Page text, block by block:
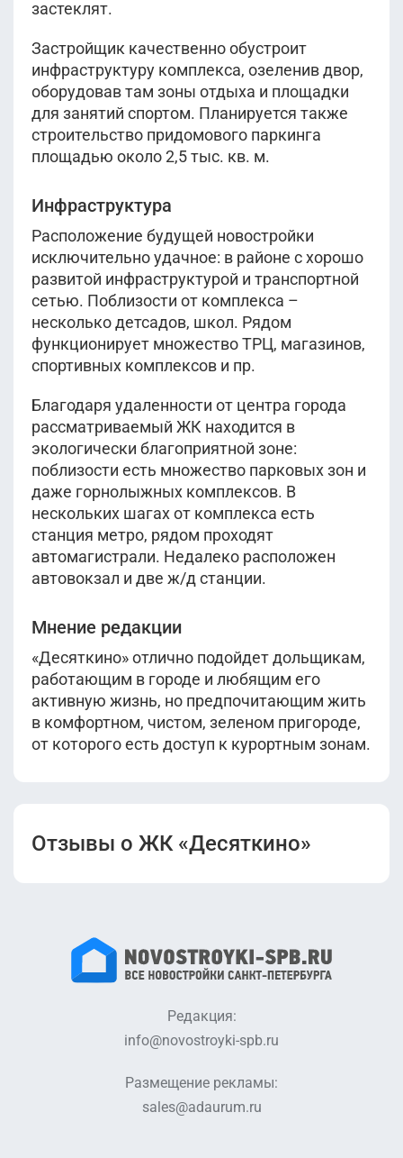
застеклят.
Застройщик качественно обустроит
инфраструктуру комплекса, озеленив двор,
оборудовав там зоны отдыха и площадки
для занятий спортом. Планируется также
строительство придомового паркинга
площадью около 2,5 тыс. кв. м.
Инфраструктура
Расположение будущей новостройки
исключительно удачное: в районе с хорошо
развитой инфраструктурой и транспортной
сетью. Поблизости от комплекса –
несколько детсадов, школ. Рядом
функционирует множество ТРЦ, магазинов,
спортивных комплексов и пр.
Благодаря удаленности от центра города
рассматриваемый ЖК находится в
экологически благоприятной зоне:
поблизости есть множество парковых зон и
даже горнолыжных комплексов. В
нескольких шагах от комплекса есть
станция метро, рядом проходят
автомагистрали. Недалеко расположен
автовокзал и две ж/д станции.
Мнение редакции
«Десяткино» отлично подойдет дольщикам,
работающим в городе и любящим его
активную жизнь, но предпочитающим жить
в комфортном, чистом, зеленом пригороде,
от которого есть доступ к курортным зонам.
Отзывы о ЖК «Десяткино»
Редакция:
info@novostroyki-spb.ru
Размещение рекламы:
sales@adaurum.ru